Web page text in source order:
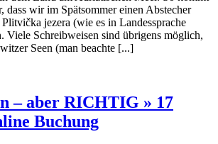
dass wir im Spätsommer einen Abstecher
jezera (wie es in Landessprache
Viele Schreibweisen sind übrigens möglich,
Seen (man beachte [...]
– aber RICHTIG » 17
Buchung